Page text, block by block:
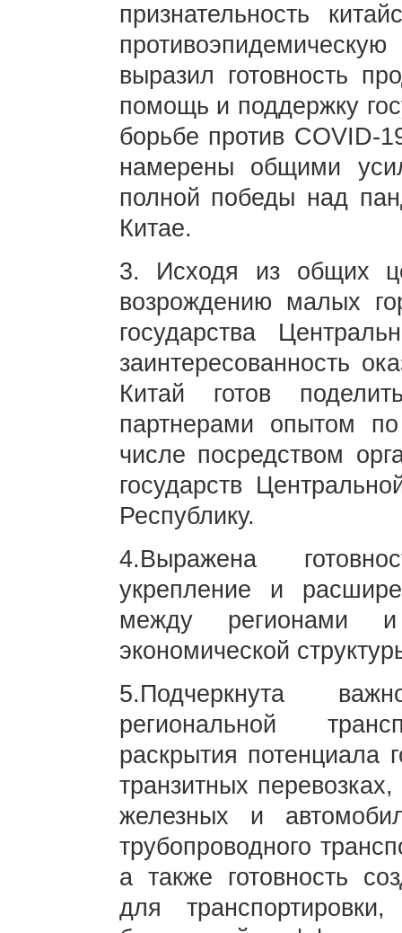
признательность
выразил готовность
помощь и поддержку
борьбе против COVID-
намерены общими
полной победы над
Китае.
3. Исходя из общих
возрождению малых
государства
заинтересованность
Китай готов
партнерами опытом
числе посредством
государств
Республику.
4.Выражена
укрепление и
между регионами
экономической
5.Подчеркнута
региональной
раскрытия потенциала
транзитных
железных и
трубопроводного
а также готовность
для